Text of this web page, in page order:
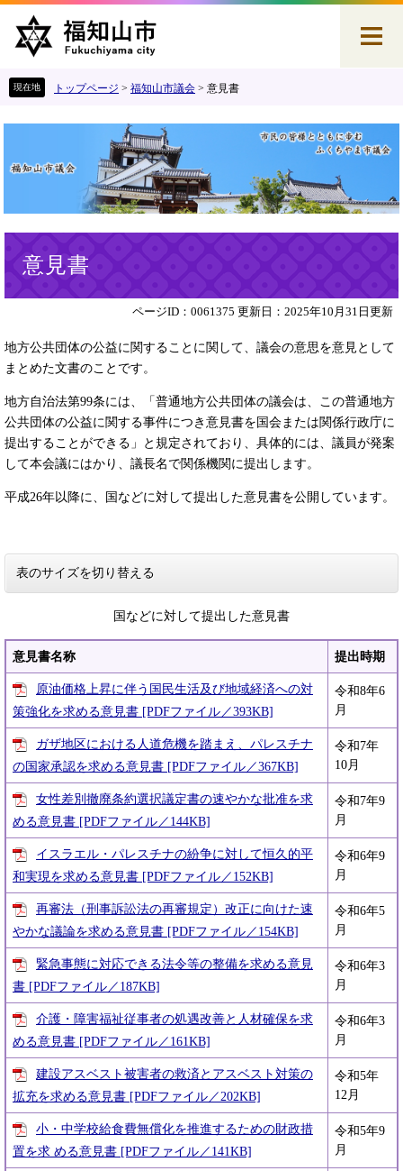
で
。
ば
て
へ
トップページ > 福知山市議会 > 意見書
意見書
ページID：0061375 更新日：2025年10月31日更新
地方公共団体の公益に関することに関して、議会の意思を意見として
まとめた文書のことです。
地方自治法第99条には、「普通地方公共団体の議会は、この普通地方
公共団体の公益に関する事件につき意見書を国会または関係行政庁に
提出することができる」と規定されており、具体的には、議員が発案
して本会議にはかり、議長名で関係機関に提出します。
平成26年以降に、国などに対して提出した意見書を公開しています。
表のサイズを切り替える
国などに対して提出した意見書
意見書名称 提出時期
原油価格上昇に伴う国民生活及び地域経済への対
策強化を求める意見書 [PDFファイル／393KB]
令和8年6
月
ガザ地区における人道危機を踏まえ、パレスチナ
の国家承認を求める意見書 [PDFファイル／367KB]
令和7年
10月
女性差別撤廃条約選択議定書の速やかな批准を求
める意見書 [PDFファイル／144KB]
令和7年9
月
イスラエル・パレスチナの紛争に対して恒久的平
和実現を求める意見書 [PDFファイル／152KB]
令和6年9
月
再審法（刑事訴訟法の再審規定）改正に向けた速
やかな議論を求める意見書 [PDFファイル／154KB]
令和6年5
月
緊急事態に対応できる法令等の整備を求める意見
書 [PDFファイル／187KB]
令和6年3
月
介護・障害福祉従事者の処遇改善と人材確保を求
める意見書 [PDFファイル／161KB]
令和6年3
月
建設アスベスト被害者の救済とアスベスト対策の
拡充を求める意見書 [PDFファイル／202KB]
令和5年
12月
小・中学校給食費無償化を推進するための財政措
置を求 める意見書 [PDFファイル／141KB]
令和5年9
月